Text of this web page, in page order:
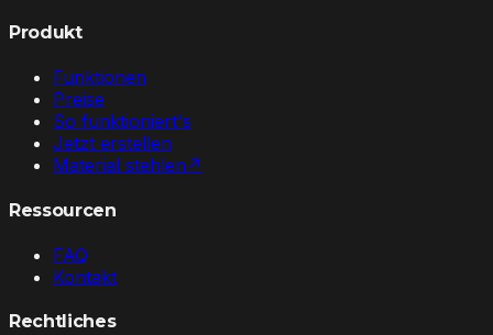
Produkt
Funktionen
Preise
So funktioniert's
Jetzt erstellen
Material stehlen ↗
Ressourcen
FAQ
Kontakt
Rechtliches